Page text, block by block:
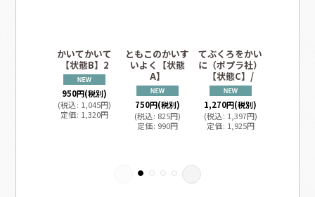
かいてかいて
【状態B】2
950円(税別)
(税込: 1,045円)
定価: 1,320円
ともこのかいす
いよく【状態
A】
750円(税別)
(税込: 825円)
定価: 990円
てぶくろをかい
に（ポプラ社）
【状態C】/
1,270円(税別)
(税込: 1,397円)
定価: 1,925円